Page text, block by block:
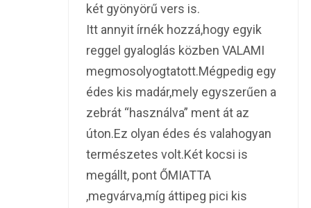
két gyönyörű vers is.
Itt annyit írnék hozzá,hogy egyik
reggel gyaloglás közben VALAMI
megmosolyogtatott.Mégpedig egy
édes kis madár,mely egyszerűen a
zebrát “használva” ment át az
úton.Ez olyan édes és valahogyan
természetes volt.Két kocsi is
megállt, pont ŐMIATTA
,megvárva,míg áttipeg pici kis